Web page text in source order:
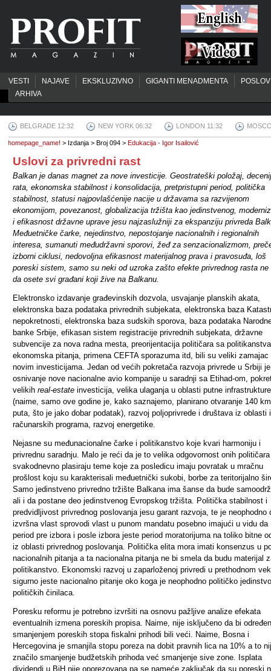
VESTI NAJAVE EKSKLUZIVNO GIGANTI MENADMENTA
ARHIVA
BELGRADE 12:32 NEW YORK 06:32 LONDON 11:32
homepage_name! > Izdanja > Broj 094 > Edukacija - Igor Isailović
Uslovi za privredni rast
Balkan je danas magnet za nove investicije. Geostrateški položaj,
rata, ekonomska stabilnost i konsolidacija, pretpristupni period, politička
stabilnost, statusi najpovlašćenije nacije u državama sa razvijenom
ekonomijom, povezanost, globalizacija tržišta kao jedinstvenog,
i efikasnost državne uprave jesu najzaslužniji za ekspanziju privreda
Međuetničke čarke, nejedinstvo, nepostojanje nacionalnih i regionalnih
interesa, sumanuti međudržavni sporovi, žeđ za senzacionalizmom,
izborni ciklusi, nedovoljna efikasnost materijalnog prava i pravosuđa, loš
poreski sistem, samo su neki od uzroka zašto efekte privrednog rasta ne
da osete svi građani koji žive na Balkanu.
Elektronsko izdavanje građevinskih dozvola, usvajanje planskih akata,
elektronska baza podataka privrednih subjekata, elektronska baza
nepokretnosti, elektronska baza sudskih sporova, baza podataka
banke Srbije, efikasan sistem registracije privrednih subjekata, državne
subvencije za nova radna mesta, preorijentacija političara sa
ekonomska pitanja, primena CEFTA sporazuma itd, bili su veliki zamajac
novim investicijama. Jedan od većih pokretača razvoja privrede u Srbiji
osnivanje nove nacionalne avio kompanije u saradnji sa Etihad-om,
velikih real-estate investicija, velika ulaganja u oblasti putne infrastrukture
(naime, samo ove godine je, kako saznajemo, planirano otvaranje 140
puta, što je jako dobar podatak), razvoj poljoprivrede i društava iz oblasti
računarskih programa, razvoj energetike.
Nejasne su međunacionalne čarke i politikanstvo koje kvari harmoniju i
privrednu saradnju. Malo je reći da je to velika odgovornost onih
svakodnevno plasiraju teme koje za posledicu imaju povratak u mračnu
prošlost koju su karakterisali međuetnički sukobi, borbe za teritorijalno
Samo jedinstveno privredno tržište Balkana ima šanse da bude
ali i da postane deo jedinstvenog Evropskog tržišta. Politička stabilnost i
predvidljivost privrednog poslovanja jesu garant razvoja, te je neophodno
izvršna vlast sprovodi vlast u punom mandatu posebno imajući u vidu da
period pre izbora i posle izbora jeste period moratorijuma na toliko bitne
iz oblasti privrednog poslovanja. Politička elita mora imati konsenzus u
nacionalnih pitanja a ta nacionalna pitanja ne bi smela da budu materijal
politikanstvo. Ekonomski razvoj u zaparloženoj privredi u prethodnom
sigurno jeste nacionalno pitanje oko koga je neophodno političko
političkih činilaca.
Poresku reformu je potrebno izvršiti na osnovu pažljive analize efekata
eventualnih izmena poreskih propisa. Naime, nije isključeno da bi
smanjenjem poreskih stopa fiskalni prihodi bili veći. Naime, Bosna i
Hercegovina je smanjila stopu poreza na dobit pravnih lica na 10% a to
značilo smanjenje budžetskih prihoda već smanjenje sive zone. Isplata
dividendi u BiH nije oporezovana pa se nameće zaključak da su poreski